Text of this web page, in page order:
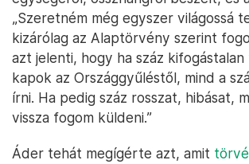
„Szeretném még egyszer világossá
kizárólag az Alaptörvény szerint
azt jelenti, hogy ha száz
kapok az Országgyűléstől, mind a
írni. Ha pedig száz rosszat, hibásat,
vissza fogom küldeni.”
Áder tehát megígérte azt, amit